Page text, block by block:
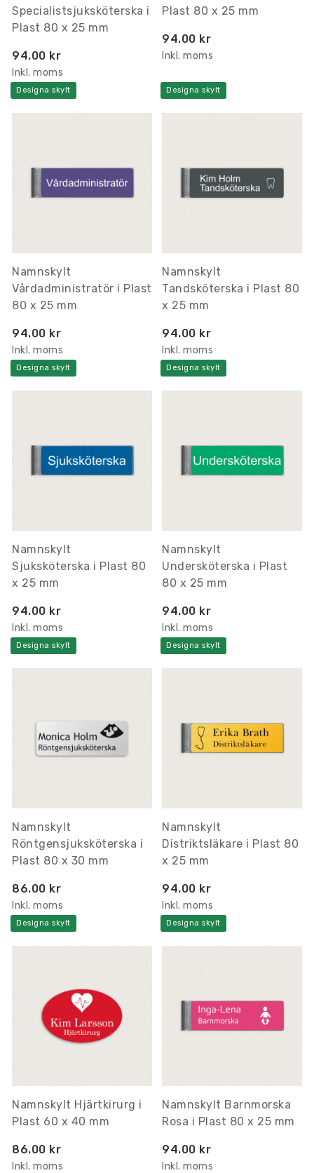
Specialistsjuksköterska i
Plast 80 x 25 mm
94.00 kr
Inkl. moms
Designa skylt
Plast 80 x 25 mm
94.00 kr
Inkl. moms
Designa skylt
Namnskylt
Vårdadministratör i Plast
80 x 25 mm
94.00 kr
Inkl. moms
Designa skylt
Namnskylt
Tandsköterska i Plast 80
x 25 mm
94.00 kr
Inkl. moms
Designa skylt
Namnskylt
Sjuksköterska i Plast 80
x 25 mm
94.00 kr
Inkl. moms
Designa skylt
Namnskylt
Undersköterska i Plast
80 x 25 mm
94.00 kr
Inkl. moms
Designa skylt
Namnskylt
Röntgensjuksköterska i
Plast 80 x 30 mm
86.00 kr
Inkl. moms
Designa skylt
Namnskylt
Distriktsläkare i Plast 80
x 25 mm
94.00 kr
Inkl. moms
Designa skylt
Namnskylt Hjärtkirurg i
Plast 60 x 40 mm
86.00 kr
Inkl. moms
Namnskylt Barnmorska
Rosa i Plast 80 x 25 mm
94.00 kr
Inkl. moms